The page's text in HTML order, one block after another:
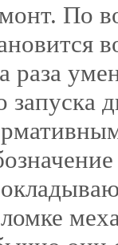
По
раза
запуска